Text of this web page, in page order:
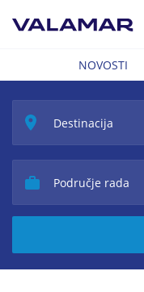
NOVOSTI
Destinacija
Područje rada